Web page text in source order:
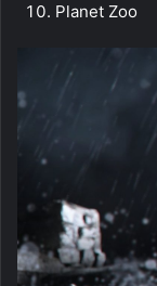
Planet Zoo